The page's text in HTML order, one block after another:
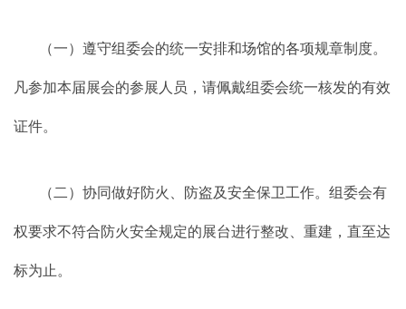
（一）遵守组委会的统一安排和场馆的各项规章制度。
凡参加本届展会的参展人员，请佩戴组委会统一核发的有效
证件。
（二）协同做好防火、防盗及安全保卫工作。组委会有
权要求不符合防火安全规定的展台进行整改、重建，直至达
标为止。